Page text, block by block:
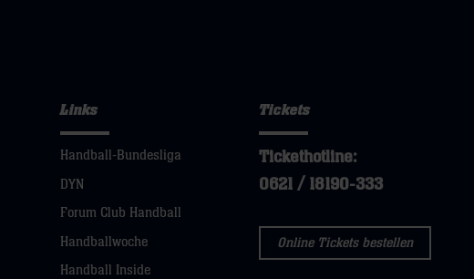
Links
Handball-Bundesliga
DYN
Forum Club Handball
Handballwoche
Handball Inside
Tickets
Tickethotline:
0621 / 18190-333
Online Tickets bestellen